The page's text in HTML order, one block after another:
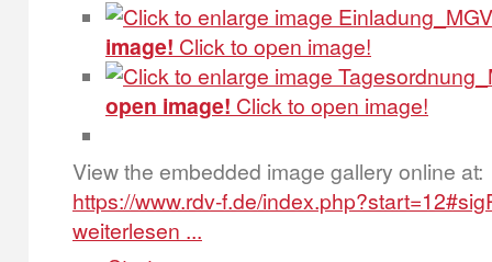
image! Click to open image!
open image! Click to open image!
View the embedded image gallery online at:
https://www.rdv-f.de/
weiterlesen ...